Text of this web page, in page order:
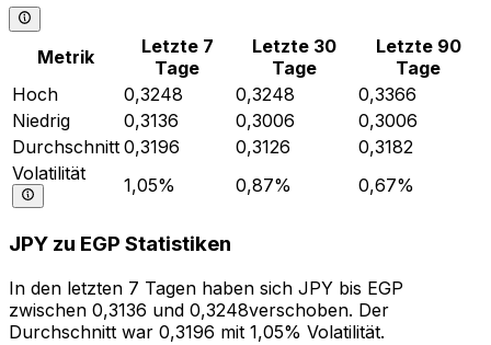
Metrik
Letzte 7
Tage
Letzte 30
Tage
Letzte 90
Tage
Hoch
0,3248 0,3248
0,3366
Niedrig
0,3136 0,3006
0,3006
Durchschnitt 0,3196 0,3126
0,3182
Volatilität
1,05% 0,87% 0,67%
JPY zu EGP Statistiken
In den letzten 7 Tagen haben sich JPY bis EGP
zwischen 0,3136 und 0,3248verschoben. Der
Durchschnitt war 0,3196 mit 1,05% Volatilität.